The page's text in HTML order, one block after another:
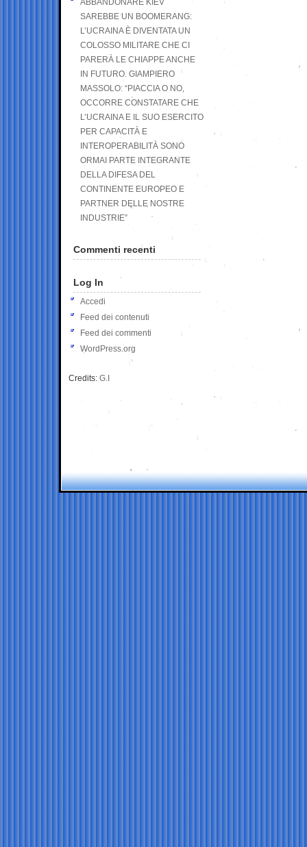
ABBANDONARE KIEV
SAREBBE UN BOOMERANG:
L’UCRAINA È DIVENTATA UN
COLOSSO MILITARE CHE CI
PARERÀ LE CHIAPPE ANCHE
IN FUTURO. GIAMPIERO
MASSOLO: “PIACCIA O NO,
OCCORRE CONSTATARE CHE
L’UCRAINA E IL SUO ESERCITO
PER CAPACITÀ E
INTEROPERABILITÀ SONO
ORMAI PARTE INTEGRANTE
DELLA DIFESA DEL
CONTINENTE EUROPEO E
PARTNER DELLE NOSTRE
INDUSTRIE”
Commenti recenti
Log In
Accedi
Feed dei contenuti
Feed dei commenti
WordPress.org
Credits: G.I